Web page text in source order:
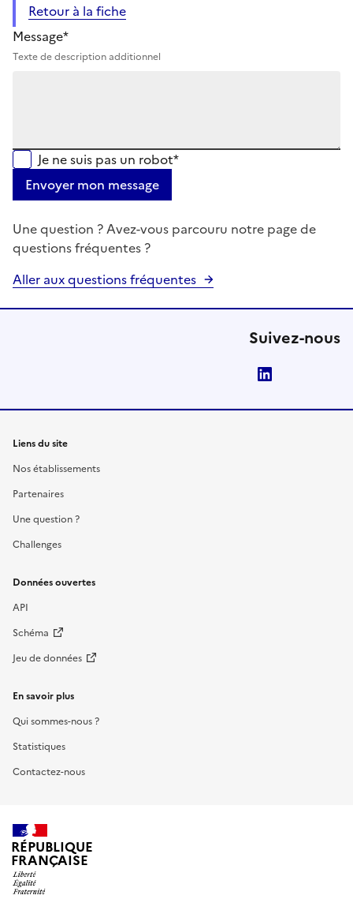
Retour à la fiche
Message*
Texte de description additionnel
Je ne suis pas un robot*
Envoyer mon message
Une question ? Avez-vous parcouru notre page de
questions fréquentes ?
Aller aux questions fréquentes
Suivez-nous
Liens du site
Nos établissements
Partenaires
Une question ?
Challenges
Données ouvertes
API
Schéma
Jeu de données
En savoir plus
Qui sommes-nous ?
Statistiques
Contactez-nous
RÉPUBLIQUE
FRANÇAISE